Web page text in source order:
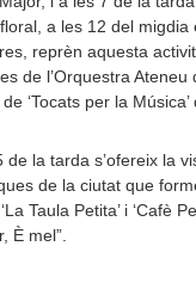
a les 12 del
reprèn aquesta
de l’Orquestra
‘Tocats per la
la tarda s’ofereix la
de la ciutat que
Taula Petita’ i ‘Cafè
È mel”.